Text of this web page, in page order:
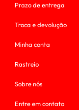
Prazo de entrega
Troca e devolução
Minha conta
Rastreio
Sobre nós
Entre em contato